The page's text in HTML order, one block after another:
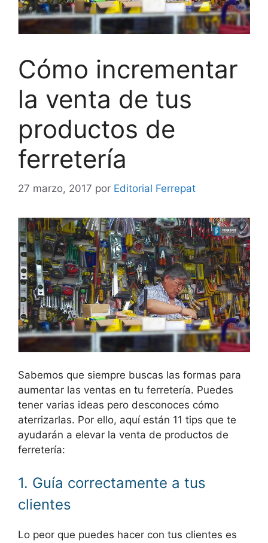
Cómo incrementar
la venta de tus
productos de
ferretería
27 marzo, 2017 por Editorial Ferrepat
Sabemos que siempre buscas las formas para
aumentar las ventas en tu ferretería. Puedes
tener varias ideas pero desconoces cómo
aterrizarlas. Por ello, aquí están 11 tips que te
ayudarán a elevar la venta de productos de
ferretería:
1. Guía correctamente a tus
clientes
Lo peor que puedes hacer con tus clientes es